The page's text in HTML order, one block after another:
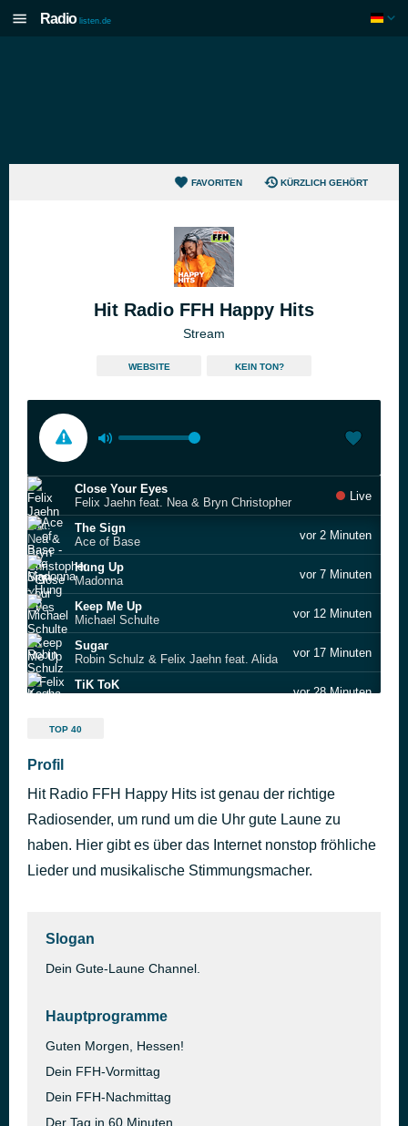
Radio listen.de
FAVORITEN KÜRZLICH GEHÖRT
Hit Radio FFH Happy Hits
Stream
WEBSITE KEIN TON?
Close Your Eyes
Felix Jaehn feat. Nea & Bryn Christopher
Live
The Sign
Ace of Base
vor 2 Minuten
Hung Up
Madonna
vor 7 Minuten
Keep Me Up
Michael Schulte
vor 12 Minuten
Sugar
Robin Schulz & Felix Jaehn feat. Alida
vor 17 Minuten
TiK ToK
vor 28 Minuten
Do It Again
Be My Lover
La Bouche
let you
iann dior
vor 53 Minuten
TOP 40
Profil
Hit Radio FFH Happy Hits ist genau der richtige
Radiosender, um rund um die Uhr gute Laune zu
haben. Hier gibt es über das Internet nonstop fröhliche
Lieder und musikalische Stimmungsmacher.
Slogan
Dein Gute-Laune Channel.
Hauptprogramme
Guten Morgen, Hessen!
Dein FFH-Vormittag
Dein FFH-Nachmittag
Der Tag in 60 Minuten